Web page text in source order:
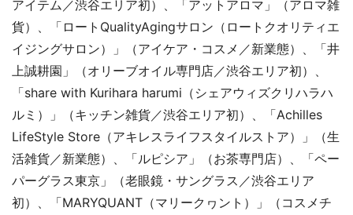
アイテム／渋谷エリア初）、「アットアロマ」（アロマ雑
貨）、「ロートQualityAgingサロン（ロートクオリティエ
イジングサロン）」（アイケア・コスメ／新業態）、「井
上誠耕園」（オリーブオイル専門店／渋谷エリア初）、
「share with Kurihara harumi（シェアウィズクリハラハ
ルミ）」（キッチン雑貨／渋谷エリア初）、「Achilles
LifeStyle Store（アキレスライフスタイルストア）」（生
活雑貨／新業態）、「ルピシア」（お茶専門店）、「ペー
パーグラス東京」（老眼鏡・サングラス／渋谷エリア
初）、「MARYQUANT（マリークヮント）」（コスメチ